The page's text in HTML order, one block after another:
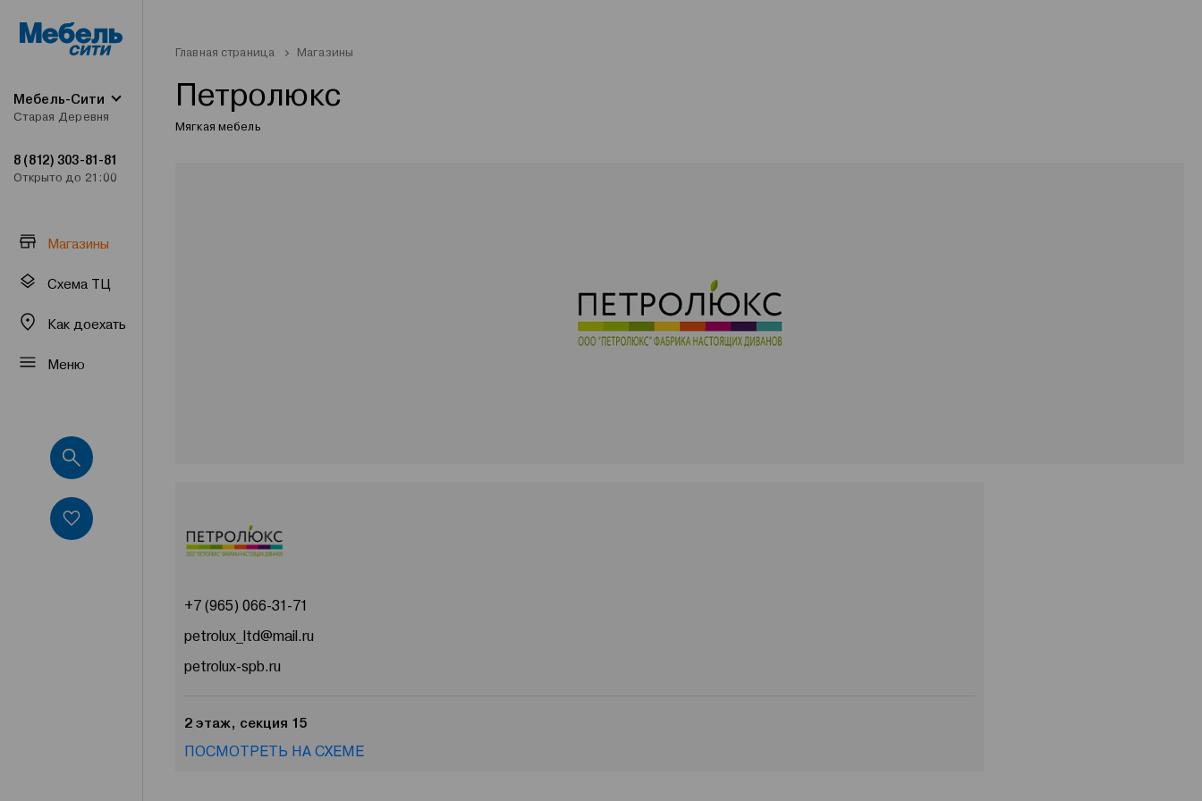
Мебель-Сити
Старая Деревня
8 (812) 303-81-81
Открыто до 21:00
Магазины
Схема ТЦ
Как доехать
Меню
Главная страница Магазины
Петролюкс
Мягкая мебель
+7 (965) 066-31-71
petrolux_ltd@mail.ru
petrolux-spb.ru
2 этаж, секция 15
ПОСМОТРЕТЬ НА СХЕМЕ